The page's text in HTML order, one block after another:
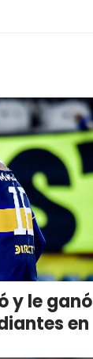
y le ganó
en